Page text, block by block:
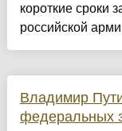
короткие сроки
российской
Владимир
федеральных